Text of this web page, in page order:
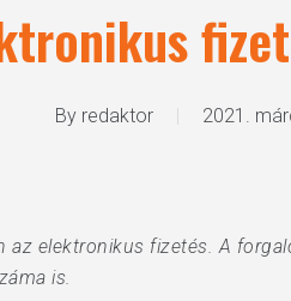
By redaktor 2021.
elektronikus fizetés. A
is.